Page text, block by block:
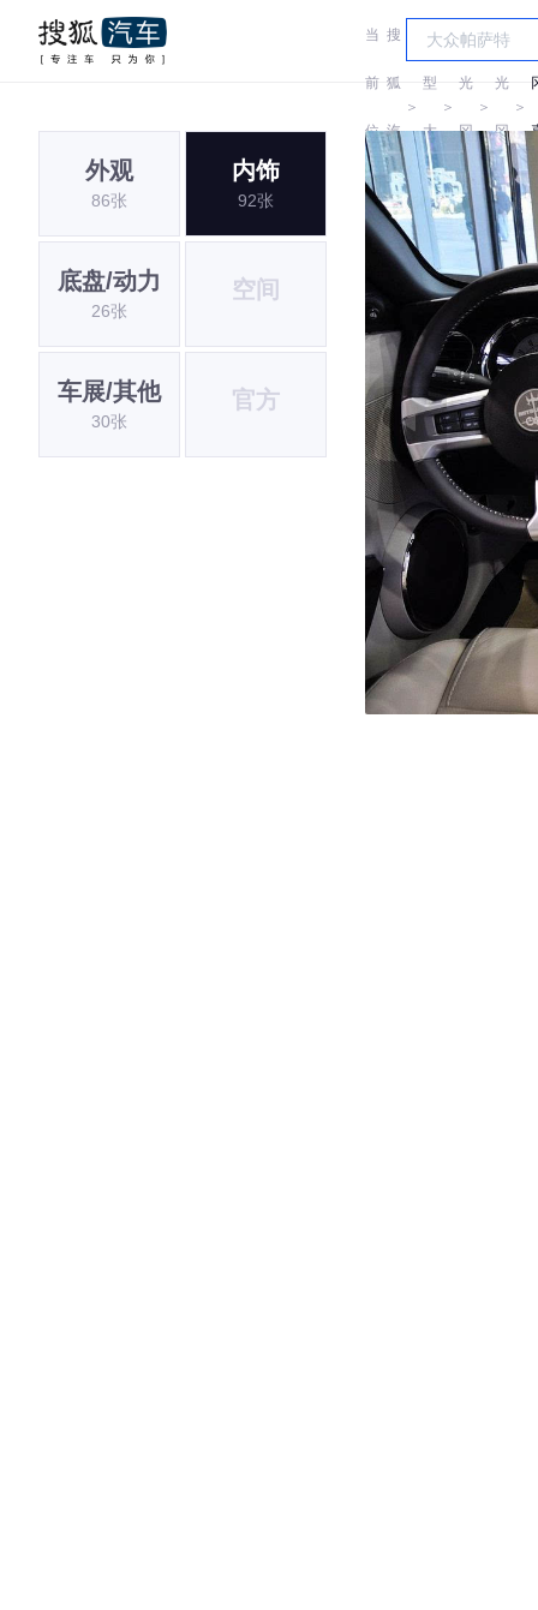
当
前
位
置:
搜
狐
汽
车
＞
车
型
大
全
＞
光
冈
＞
光
冈
＞
外观
86张
内饰
92张
底盘/动力
26张
空间
车展/其他
30张
官方